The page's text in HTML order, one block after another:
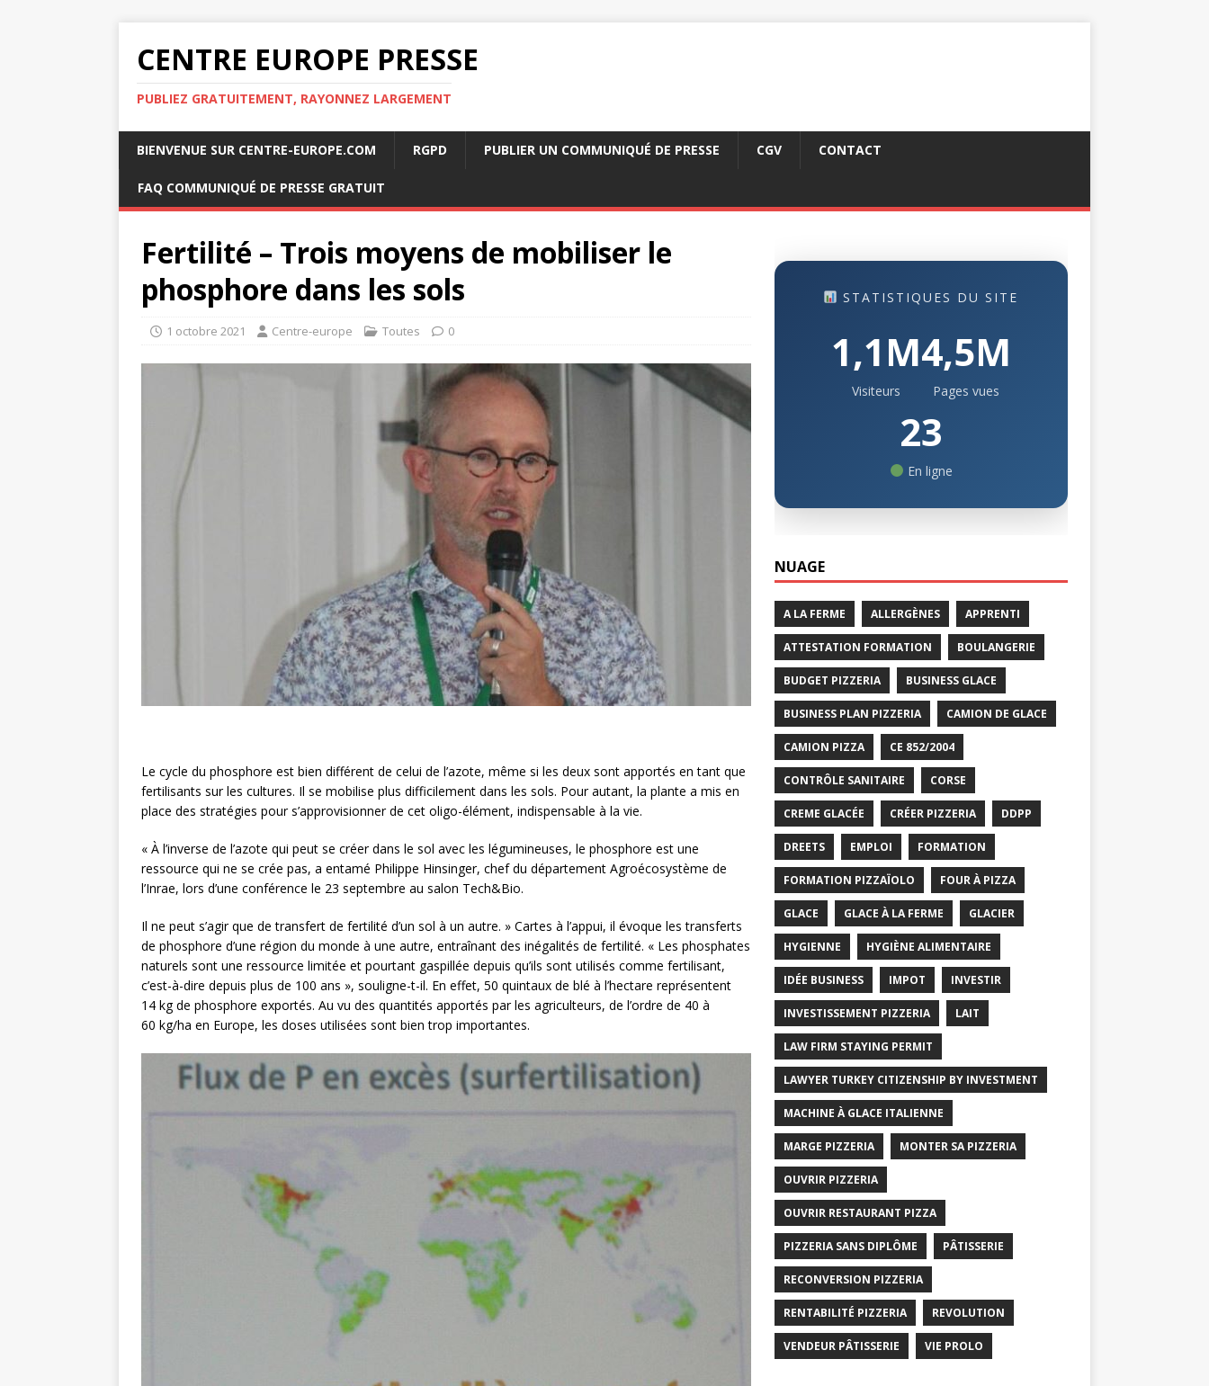
CENTRE EUROPE PRESSE
PUBLIEZ GRATUITEMENT, RAYONNEZ LARGEMENT
BIENVENUE SUR CENTRE-EUROPE.COM RGPD PUBLIER UN COMMUNIQUÉ DE PRESSE CGV CONTACT
FAQ COMMUNIQUÉ DE PRESSE GRATUIT
Fertilité – Trois moyens de mobiliser le
phosphore dans les sols
1 octobre 2021 Centre-europe Toutes 0
Le cycle du phosphore est bien différent de celui de l’azote, même si les deux sont apportés en tant que
fertilisants sur les cultures. Il se mobilise plus difficilement dans les sols. Pour autant, la plante a mis en
place des stratégies pour s’approvisionner de cet oligo-élément, indispensable à la vie.
« À l’inverse de l’azote qui peut se créer dans le sol avec les légumineuses, le phosphore est une
ressource qui ne se crée pas, a entamé Philippe Hinsinger, chef du département Agroécosystème de
l’Inrae, lors d’une conférence le 23 septembre au salon Tech&Bio.
Il ne peut s’agir que de transfert de fertilité d’un sol à un autre. » Cartes à l’appui, il évoque les transferts
de phosphore d’une région du monde à une autre, entraînant des inégalités de fertilité. « Les phosphates
naturels sont une ressource limitée et pourtant gaspillée depuis qu’ils sont utilisés comme fertilisant,
c’est-à-dire depuis plus de 100 ans », souligne-t-il. En effet, 50 quintaux de blé à l’hectare représentent
14 kg de phosphore exportés. Au vu des quantités apportés par les agriculteurs, de l’ordre de 40 à
60 kg/ha en Europe, les doses utilisées sont bien trop importantes.
STATISTIQUES DU SITE
1,1M
Visiteurs
4,5M
Pages vues
23
En ligne
NUAGE
A LA FERME ALLERGÈNES APPRENTI
ATTESTATION FORMATION BOULANGERIE
BUDGET PIZZERIA BUSINESS GLACE
BUSINESS PLAN PIZZERIA CAMION DE GLACE
CAMION PIZZA CE 852/2004
CONTRÔLE SANITAIRE CORSE
CREME GLACÉE CRÉER PIZZERIA DDPP
DREETS EMPLOI FORMATION
FORMATION PIZZAÏOLO FOUR À PIZZA
GLACE GLACE À LA FERME GLACIER
HYGIENNE HYGIÈNE ALIMENTAIRE
IDÉE BUSINESS IMPOT INVESTIR
INVESTISSEMENT PIZZERIA LAIT
LAW FIRM STAYING PERMIT
LAWYER TURKEY CITIZENSHIP BY INVESTMENT
MACHINE À GLACE ITALIENNE
MARGE PIZZERIA MONTER SA PIZZERIA
OUVRIR PIZZERIA
OUVRIR RESTAURANT PIZZA
PIZZERIA SANS DIPLÔME PÂTISSERIE
RECONVERSION PIZZERIA
RENTABILITÉ PIZZERIA REVOLUTION
VENDEUR PÂTISSERIE VIE PROLO